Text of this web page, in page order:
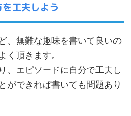
工夫しよう
、無難な趣味を書いて良いの
く頂きます。
、エピソードに自分で工夫し
ができれば書いても問題あり